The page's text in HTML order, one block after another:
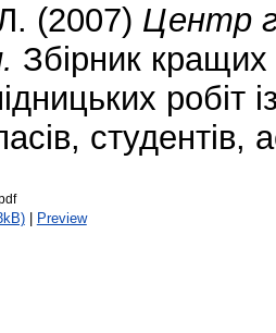
(2007) Центр
Збірник кращих
робіт
студентів,
| Preview